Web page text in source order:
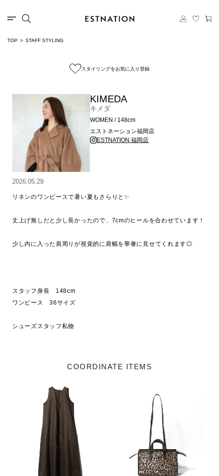
TOP STAFF STYLING
スタイリングをお気に入り登録
KIMEDA
キメダ
WOMEN / 148cm
エストネーション福岡店
ESTNATION 福岡店
2026.05.29
リネンのワンピースで暑い夏もさらりと✨
丈上げ無しだと少し長かったので、7cmのヒールを合わせています！
少し内に入った肩周りが視覚的に肩幅を華奢に見せてくれます◎
スタッフ身長　148cm
ワンピース　36サイズ
シューズスタッフ私物
COORDINATE ITEMS